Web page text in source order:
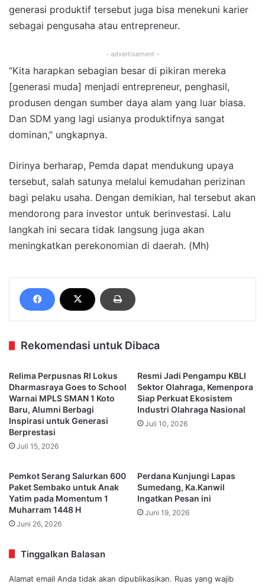
generasi produktif tersebut juga bisa menekuni karier
sebagai pengusaha atau entrepreneur.
- advertisement -
“Kita harapkan sebagian besar di pikiran mereka
[generasi muda] menjadi entrepreneur, penghasil,
produsen dengan sumber daya alam yang luar biasa.
Dan SDM yang lagi usianya produktifnya sangat
dominan,” ungkapnya.
Dirinya berharap, Pemda dapat mendukung upaya
tersebut, salah satunya melalui kemudahan perizinan
bagi pelaku usaha. Dengan demikian, hal tersebut akan
mendorong para investor untuk berinvestasi. Lalu
langkah ini secara tidak langsung juga akan
meningkatkan perekonomian di daerah. (Mh)
Rekomendasi untuk Dibaca
Relima Perpusnas RI Lokus
Dharmasraya Goes to School
Warnai MPLS SMAN 1 Koto
Baru, Alumni Berbagi
Inspirasi untuk Generasi
Berprestasi
Juli 15, 2026
Resmi Jadi Pengampu KBLI
Sektor Olahraga, Kemenpora
Siap Perkuat Ekosistem
Industri Olahraga Nasional
Juli 10, 2026
Pemkot Serang Salurkan 600
Paket Sembako untuk Anak
Yatim pada Momentum 1
Muharram 1448 H
Juni 26, 2026
Perdana Kunjungi Lapas
Sumedang, Ka.Kanwil
Ingatkan Pesan ini
Juni 19, 2026
Tinggalkan Balasan
Alamat email Anda tidak akan dipublikasikan. Ruas yang wajib